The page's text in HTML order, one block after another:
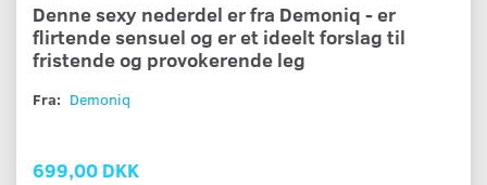
Denne sexy nederdel er fra Demoniq - er
flirtende sensuel og er et ideelt forslag til
fristende og provokerende leg
Fra: Demoniq
699,00 DKK